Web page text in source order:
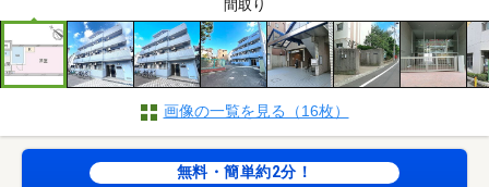
間取り
画像の一覧を見る（16枚）
無料・簡単約2分！